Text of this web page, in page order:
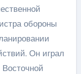
обороны
Он играл